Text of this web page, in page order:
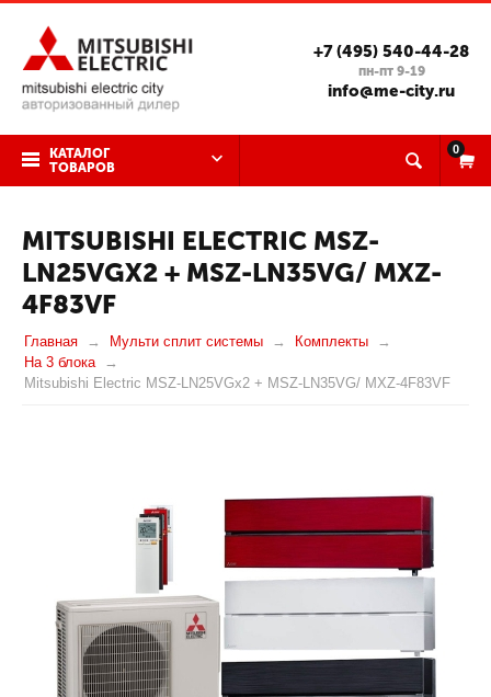
+7 (495) 540-44-28
пн-пт 9-19
info@me-city.ru
КАТАЛОГ
ТОВАРОВ
0
MITSUBISHI ELECTRIC MSZ-
LN25VGX2 + MSZ-LN35VG/ MXZ-
4F83VF
Главная Мульти сплит системы
Комплекты
На 3 блока
Mitsubishi Electric MSZ-LN25VGx2 + MSZ-LN35VG/ MXZ-4F83VF